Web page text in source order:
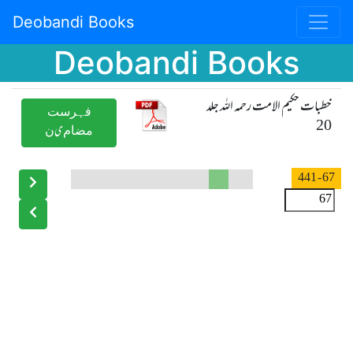
Deobandi Books
Deobandi Books
خطبات حکیم الامت رحمہ اللہ جلد
20
ﻓﮩﺮﺳﺖ
ﻣﻀﺎﻡیﻥ
67
- 441